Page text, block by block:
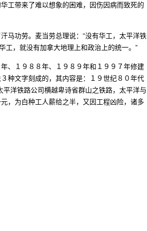
工带来了难以想象的困难，因伤因病而致死的
马功劳。麦当劳总理说：“没有华工，太平洋铁
工，就没有加拿大地理上和政治上的统一。”
、１９８８年、１９８９年和１９９７年修建
种文字刻成的，其内容是：１９世纪８０年代
洋铁路公司横越卑诗省群山之铁路，太平洋与
，为白种工人薪给之半，又因工程凶险，诸多